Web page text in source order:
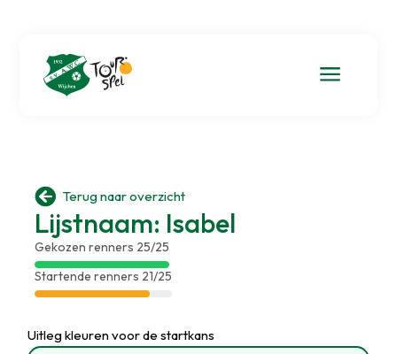
a
 Terug naar overzicht
Lijstnaam: Isabel
Gekozen renners 25/25
Startende renners 21/25
Uitleg kleuren voor de startkans